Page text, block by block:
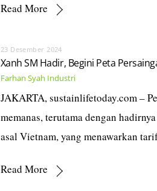
Read More
23 Desember 2024
Xanh SM Hadir, Begini Peta
Farhan Syah Industri
JAKARTA, sustainlifetoday.com –
memanas, terutama dengan
asal Vietnam, yang menawarkan
Read More